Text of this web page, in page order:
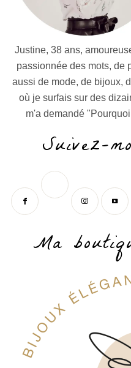
Justine, 38 ans,
passionnée des mots, de
aussi de mode, de bijoux,
où je surfais sur des
m'a demandé
Suivez-
Ma